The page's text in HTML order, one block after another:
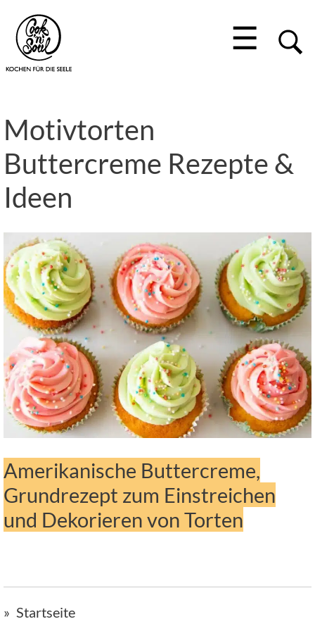
☰
Motivtorten
Buttercreme Rezepte &
Ideen
Amerikanische Buttercreme,
Grundrezept zum Einstreichen
und Dekorieren von Torten
Startseite